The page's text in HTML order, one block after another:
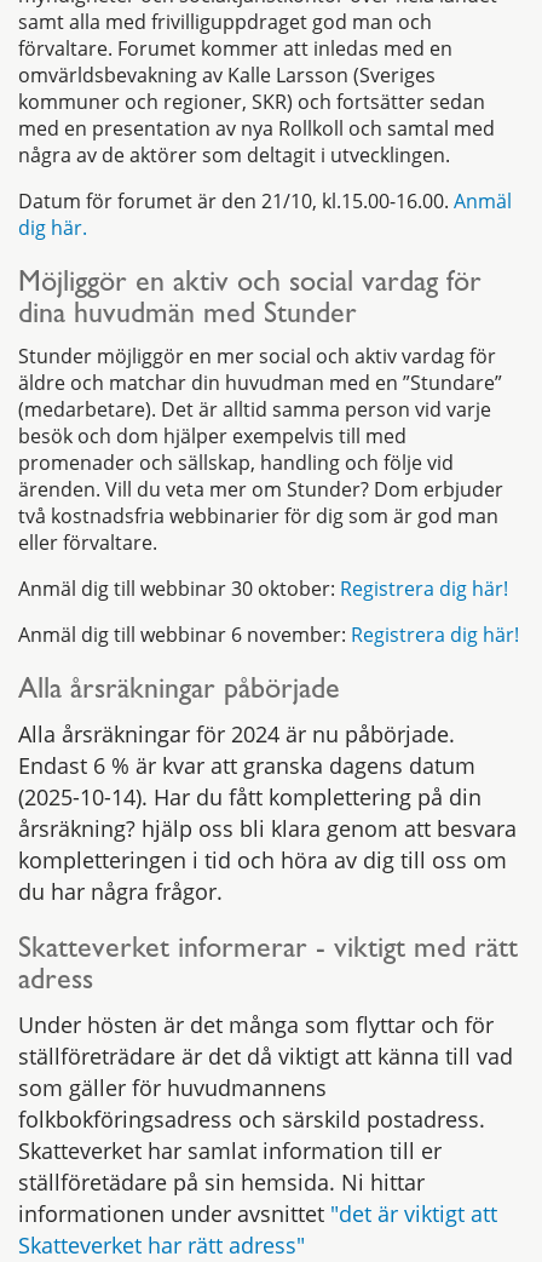
samt alla med frivilliguppdraget god man och
förvaltare. Forumet kommer att inledas med en
omvärldsbevakning av Kalle Larsson (Sveriges
kommuner och regioner, SKR) och fortsätter sedan
med en presentation av nya Rollkoll och samtal med
några av de aktörer som deltagit i utvecklingen.
Datum för forumet är den 21/10, kl.15.00-16.00. Anmäl
dig här.
Möjliggör en aktiv och social vardag för
dina huvudmän med Stunder
Stunder möjliggör en mer social och aktiv vardag för
äldre och matchar din huvudman med en ”Stundare”
(medarbetare). Det är alltid samma person vid varje
besök och dom hjälper exempelvis till med
promenader och sällskap, handling och följe vid
ärenden. Vill du veta mer om Stunder? Dom erbjuder
två kostnadsfria webbinarier för dig som är god man
eller förvaltare.
Anmäl dig till webbinar 30 oktober: Registrera dig här!
Anmäl dig till webbinar 6 november: Registrera dig här!
Alla årsräkningar påbörjade
Alla årsräkningar för 2024 är nu påbörjade.
Endast 6 % är kvar att granska dagens datum
(2025-10-14). Har du fått komplettering på din
årsräkning? hjälp oss bli klara genom att besvara
kompletteringen i tid och höra av dig till oss om
du har några frågor.
Skatteverket informerar - viktigt med rätt
adress
Under hösten är det många som flyttar och för
ställföreträdare är det då viktigt att känna till vad
som gäller för huvudmannens
folkbokföringsadress och särskild postadress.
Skatteverket har samlat information till er
ställföretädare på sin hemsida. Ni hittar
informationen under avsnittet "det är viktigt att
Skatteverket har rätt adress"